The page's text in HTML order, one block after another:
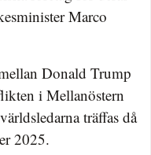
Marco
Donald Trump
i Mellanöstern
träffas då
2025.